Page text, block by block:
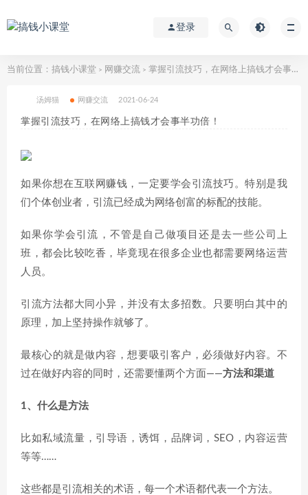
登录
当前位置： 搞钱小课堂 > 网赚交流 > 掌握引流技巧，在网络上搞钱才会事半功倍！
汤姆猫 网赚交流 2021-06-24
掌握引流技巧，在网络上搞钱才会事半功倍！
如果你想在互联网赚钱，一定要学会引流技巧。特别是我
们个体创业者，引流已经成为网络创富的标配的技能。
如果你学会引流，不管是自己做项目还是去一些公司上
班，都会比较吃香，毕竟现在很多企业也都需要网络运营
人员。
引流方法都大同小异，并没有太多招数。只要明白其中的
原理，加上坚持操作就够了。
最核心的就是做内容，想要吸引客户，必须做好内容。不
过在做好内容的同时，还需要懂两个方面——方法和渠道
1、什么是方法
比如私域流量，引导语，诱饵，品牌词，SEO，内容运营
等等……
这些都是引流相关的术语，每一个术语都代表一个方法。